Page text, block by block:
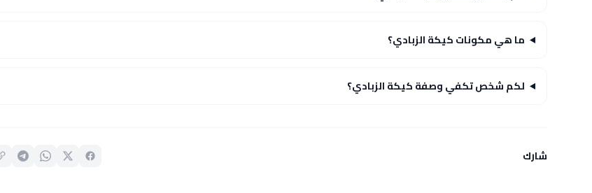
ما هي مكونات كيكة الزبادي؟
لكم شخص تكفي وصفة كيكة الزبادي؟
شارك